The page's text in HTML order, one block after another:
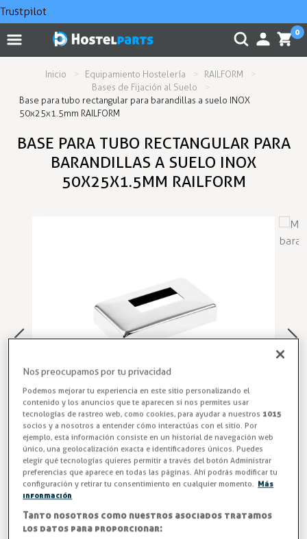
Trustpilot
0
Inicio Equipamiento Hostelería
RAILFORM
Bases de Fijación al Suelo
Base para tubo rectangular para barandillas a suelo INOX
50x25x1.5mm RAILFORM
BASE PARA TUBO RECTANGULAR PARA
BARANDILLAS A SUELO INOX
50X25X1.5MM RAILFORM
Base de Barandilla Rectangular
Base fijación a suelo con valona incluída para tubo
rectangular 50x25x1.5mm, para pasamanos o barandillas.
Nos preocupamos por tu privacidad
Podemos mejorar tu experiencia en este sitio personalizando el
contenido y los anuncios que te aparecen si nos permites usar
tecnologías de rastreo web, como cookies, para ayudar a nuestros 1015
socios y a nosotros a entender cómo interactúas con el sitio. Por
ejemplo, esta información consiste en un historial de navegación web
único, una geolocalización exacta e identificadores únicos. Puedes
elegir qué tecnologías quieres permitir a través del botón Administrar
preferencias que aparece en todas las páginas. Ahí podrás modificar tu
configuración y retirar tu consentimiento en cualquier momento. Más
información
Tanto nosotros como nuestros asociados tratamos
los datos para proporcionar: